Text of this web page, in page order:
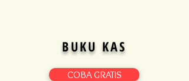
BUKU KAS
COBA GRATIS